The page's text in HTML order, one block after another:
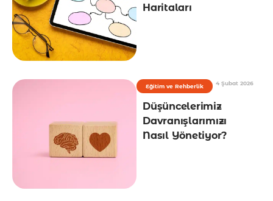
Haritaları
Eğitim ve Rehberlik 4 Şubat 2026
Düşüncelerimiz
Davranışlarımızı
Nasıl Yönetiyor?